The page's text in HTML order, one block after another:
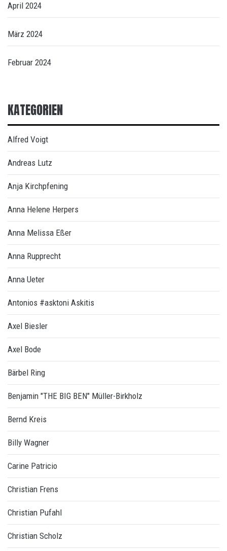
April 2024
März 2024
Februar 2024
KATEGORIEN
Alfred Voigt
Andreas Lutz
Anja Kirchpfening
Anna Helene Herpers
Anna Melissa Eßer
Anna Rupprecht
Anna Ueter
Antonios #asktoni Askitis
Axel Biesler
Axel Bode
Bärbel Ring
Benjamin "THE BIG BEN" Müller-Birkholz
Bernd Kreis
Billy Wagner
Carine Patricio
Christian Frens
Christian Pufahl
Christian Scholz